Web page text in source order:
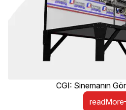
CGI: Sinemanın
readMore